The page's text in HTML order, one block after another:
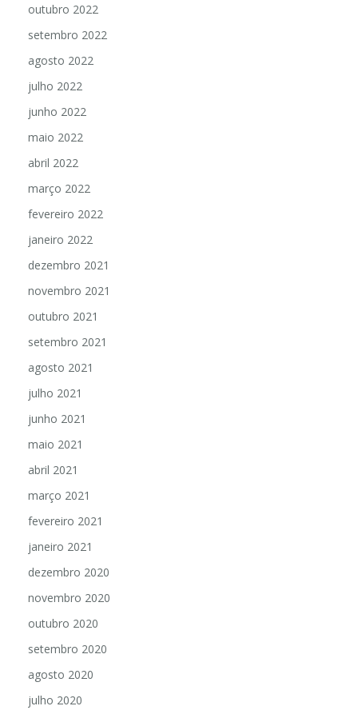
outubro 2022
setembro 2022
agosto 2022
julho 2022
junho 2022
maio 2022
abril 2022
março 2022
fevereiro 2022
janeiro 2022
dezembro 2021
novembro 2021
outubro 2021
setembro 2021
agosto 2021
julho 2021
junho 2021
maio 2021
abril 2021
março 2021
fevereiro 2021
janeiro 2021
dezembro 2020
novembro 2020
outubro 2020
setembro 2020
agosto 2020
julho 2020